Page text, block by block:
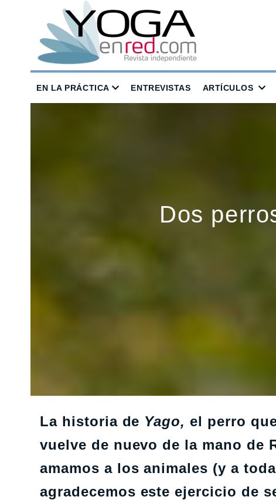
EN LA PRÁCTICA ENTREVISTAS ARTÍCULOS
Dos
La historia de Yago, el perro
vuelve de nuevo de la mano de
amamos a los animales (y a
agradecemos este ejercicio de